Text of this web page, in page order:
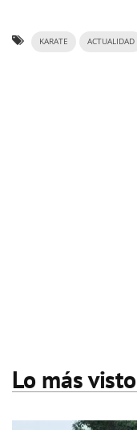
KARATE ACTUALIDAD
Lo más visto